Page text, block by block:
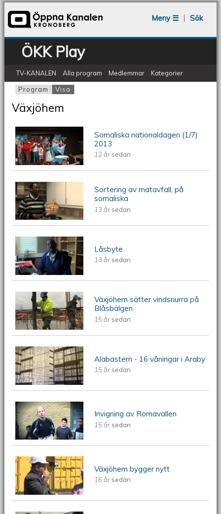
Meny ☰
Sök
ÖKK Play
TV-KANALEN Alla program Medlemmar Kategorier
Primära flikar
Program Visa
Växjöhem
ÖKV Play - Somaliska nationaldagen
2013
Somaliska nationaldagen (1/7)
2013
12 år sedan
ÖKV Play: Sortering av matavfall
Sortering av matavfall, på
somaliska
13 år sedan
ÖKV Play: Låsbyte
Låsbyte
13 år sedan
ÖKV Play: Växjöhem sätter vindsnurra
på Blåsbälgen
Växjöhem sätter vindsnurra på
Blåsbälgen
15 år sedan
Alabastern - 16 våningar i Araby
Alabastern - 16 våningar i Araby
15 år sedan
ÖKV Play: Invigning av Romavallen
Invigning av Romavallen
15 år sedan
ÖKV Play - Växjöhem bygger nytt
Växjöhem bygger nytt
16 år sedan